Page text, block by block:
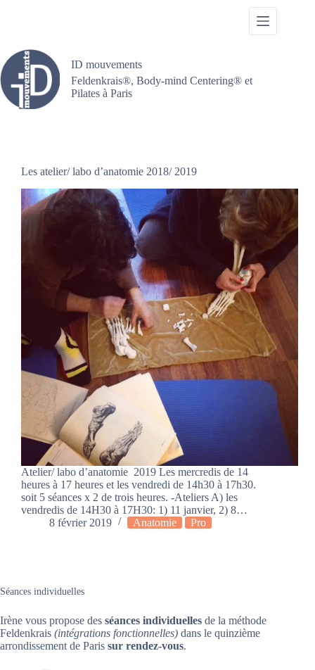
ID mouvements
Feldenkrais®, Body-mind Centering® et
Pilates à Paris
Les atelier/ labo d’anatomie 2018/ 2019
Atelier/ labo d’anatomie 2019 Les mercredis de 14
heures à 17 heures et les vendredi de 14h30 à 17h30.
soit 5 séances x 2 de trois heures. -Ateliers A) les
vendredis de 14H30 à 17H30: 1) 11 janvier, 2) 8…
8 février 2019
Anatomie Pro
Séances individuelles
Irène vous propose des séances individuelles de la méthode
Feldenkrais (intégrations fonctionnelles) dans le quinzième
arrondissement de Paris sur rendez-vous.